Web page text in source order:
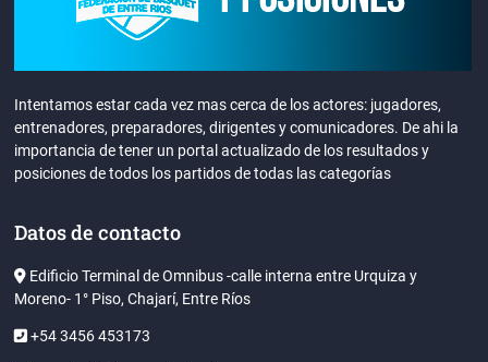
Intentamos estar cada vez mas cerca de los actores: jugadores,
entrenadores, preparadores, dirigentes y comunicadores. De ahi la
importancia de tener un portal actualizado de los resultados y
posiciones de todos los partidos de todas las categorías
Datos de contacto
Edificio Terminal de Omnibus -calle interna entre Urquiza y
Moreno- 1° Piso, Chajarí, Entre Ríos
+54 3456 453173